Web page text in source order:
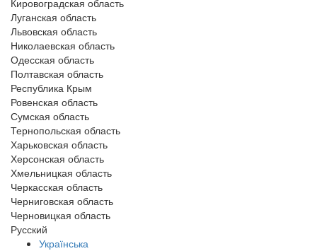
Кировоградская область
Луганская область
Львовская область
Николаевская область
Одесская область
Полтавская область
Республика Крым
Ровенская область
Сумская область
Тернопольская область
Харьковская область
Херсонская область
Хмельницкая область
Черкасская область
Черниговская область
Черновицкая область
Русский
Українська